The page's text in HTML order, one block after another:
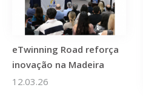
eTwinning Road reforça
inovação na Madeira
12.03.26